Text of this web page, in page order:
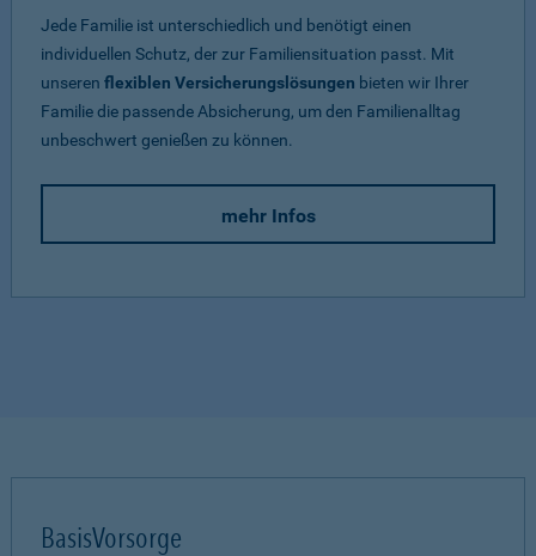
Jede Familie ist unterschiedlich und benötigt einen
individuellen Schutz, der zur Familiensituation passt. Mit
unseren flexiblen Versicherungslösungen bieten wir Ihrer
Familie die passende Absicherung, um den Familienalltag
unbeschwert genießen zu können.
mehr Infos
BasisVorsorge